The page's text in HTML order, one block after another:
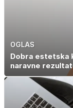
OGLAS
Dobra estetska
naravne